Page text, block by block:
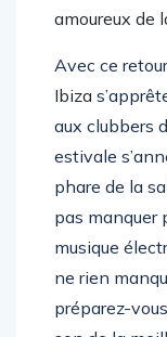
amoureux de
Avec ce
Ibiza
aux clubbers
estivale
phare de la
pas manquer
musique
ne rien
préparez-